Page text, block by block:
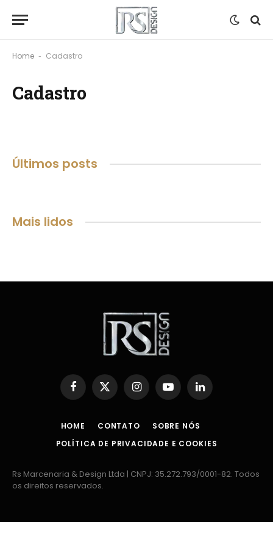
Home - Cadastro
Cadastro
Últimos posts
Mais lidos
Facebook
X
(Twitter)
InstagramYouTubeLinkedIn
HOME CONTATO
SOBRE NÓS
POLÍTICA DE PRIVACIDADE E COOKIES
Rs Marcenaria & Design Ltda | CNPJ: 35.272.793/0001-82. Todos
os direitos reservados.